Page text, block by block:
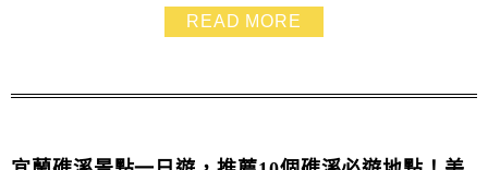
也太幸福了！我們這次還在初食軒餐廳吃他們有名的烤鴨
~~脆皮先知鴨二吃，那個銷魂的滋味令我難以忘懷，從來
宿品質真的是一級棒，是讓我之後來礁溪會想再光臨的...
READ MORE